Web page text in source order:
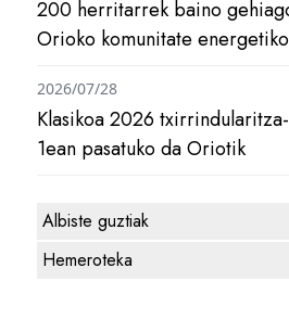
200 herritarrek baino
Orioko komunitate
Klasikoa 2026
1ean pasatuko da Oriotik
2026/07/28
Albiste guztiak
Hemeroteka